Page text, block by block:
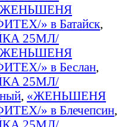
» в Батайск,
25МЛ/
» в Беслан,
25МЛ/
, «ЖЕНЬШЕНЯ
» в Блечепсин,